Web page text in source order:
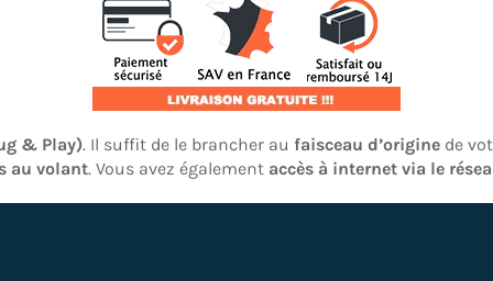
& Play). Il suffit de le brancher au faisceau d’origine de
au volant. Vous avez également accès à internet via le